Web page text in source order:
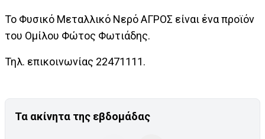
Το Φυσικό Μεταλλικό Νερό ΑΓΡΟΣ είναι ένα προϊόν
του Ομίλου Φώτος Φωτιάδης.
Τηλ. επικοινωνίας 22471111.
Τα ακίνητα της εβδομάδας